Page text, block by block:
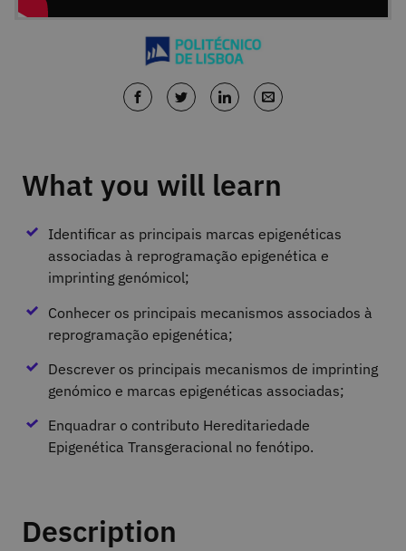
What you will learn
Identificar as principais marcas epigenéticas
associadas à reprogramação epigenética e
imprinting genómicol;
Conhecer os principais mecanismos associados à
reprogramação epigenética;
Descrever os principais mecanismos de imprinting
genómico e marcas epigenéticas associadas;
Enquadrar o contributo Hereditariedade
Epigenética Transgeracional no fenótipo.
Description